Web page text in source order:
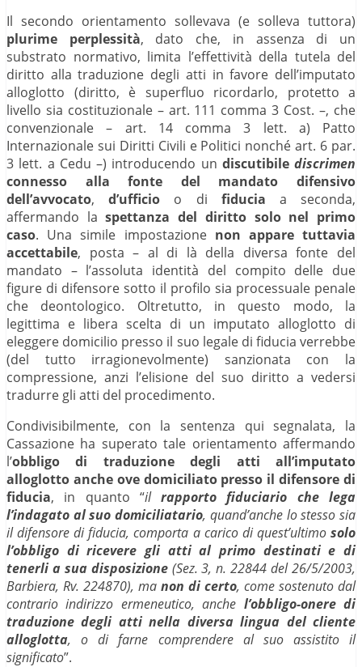
Il secondo orientamento sollevava (e solleva tuttora)
plurime perplessità, dato che, in assenza di un
substrato normativo, limita l’effettività della tutela del
diritto alla traduzione degli atti in favore dell’imputato
alloglotto (diritto, è superfluo ricordarlo, protetto a
livello sia costituzionale – art. 111 comma 3 Cost. –, che
convenzionale – art. 14 comma 3 lett. a) Patto
Internazionale sui Diritti Civili e Politici nonché art. 6 par.
3 lett. a Cedu –) introducendo un discutibile discrimen
connesso alla fonte del mandato difensivo
dell’avvocato,d’ufficio o di fiducia a seconda,
affermando laspettanza del diritto solo nel primo
caso. Una simile impostazione non appare tuttavia
accettabile, posta – al di là della diversa fonte del
mandato – l’assoluta identità del compito delle due
figure di difensore sotto il profilo sia processuale penale
che deontologico. Oltretutto, in questo modo, la
legittima e libera scelta di un imputato alloglotto di
eleggere domicilio presso il suo legale di fiducia verrebbe
(del tutto irragionevolmente) sanzionata con la
compressione, anzi l’elisione del suo diritto a vedersi
tradurre gli atti del procedimento.
Condivisibilmente, con la sentenza qui segnalata, la
Cassazione ha superato tale orientamento affermando
l’obbligo di traduzione degli atti all’imputato
alloglotto anche ove domiciliato presso il difensore di
fiducia, in quanto “ilrapporto fiduciario che lega
l’indagato al suo domiciliatario, quand’anche lo stesso sia
il difensore di fiducia, comporta a carico di quest’ultimo solo
l’obbligo di ricevere gli atti al primo destinati e di
tenerli a sua disposizione(Sez. 3, n. 22844 del 26/5/2003,
Barbiera, Rv. 224870), ma non di certo, come sostenuto dal
contrario indirizzo ermeneutico, anche l’obbligo-onere di
traduzione degli atti nella diversa lingua del cliente
alloglotta, o di farne comprendere al suo assistito il
significato”.